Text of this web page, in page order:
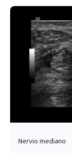
Nervio mediano